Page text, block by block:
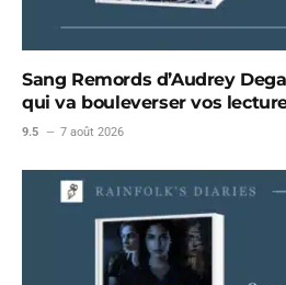
Sang Remords d’Audrey
qui va bouleverser vos
9.5 7 août 2026